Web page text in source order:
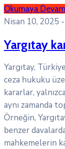
Okumaya
Nisan 10, 2025
Yargıtay
Yargıtay,
ceza hukuku
kararlar,
aynı zamanda
Örneğin,
benzer
mahkemelerin